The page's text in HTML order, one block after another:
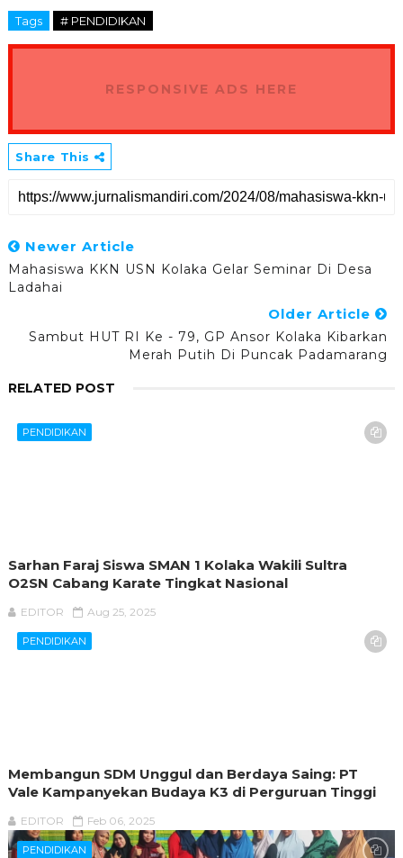
Tags # PENDIDIKAN
RESPONSIVE ADS HERE
Share This
Newer Article
Mahasiswa KKN USN Kolaka Gelar Seminar Di Desa
Ladahai
Older Article
Sambut HUT RI Ke - 79, GP Ansor Kolaka Kibarkan
Merah Putih Di Puncak Padamarang
RELATED POST
PENDIDIKAN
Sarhan Faraj Siswa SMAN 1 Kolaka Wakili Sultra
O2SN Cabang Karate Tingkat Nasional
EDITOR Aug 25, 2025
PENDIDIKAN
Membangun SDM Unggul dan Berdaya Saing: PT
Vale Kampanyekan Budaya K3 di Perguruan Tinggi
EDITOR Feb 06, 2025
PENDIDIKAN